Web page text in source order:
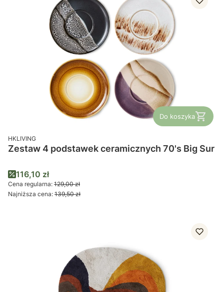
Do koszyka
PRODUCENT
HKLIVING
Zestaw 4 podstawek ceramicznych 70's Big Sur
Cena promocyjna
116,10 zł
Cena regularna: 129,00 zł
Najniższa cena: 139,50 zł